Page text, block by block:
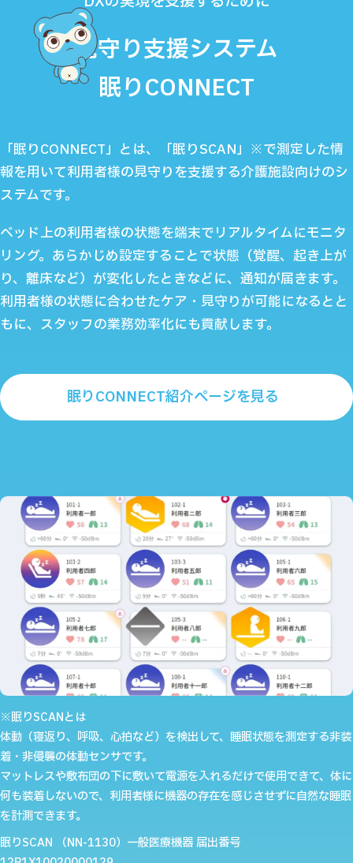
見守り支援システム
眠りCONNECT
「眠りCONNECT」とは、「眠りSCAN」※で測定した情
報を用いて利用者様の見守りを支援する介護施設向けのシ
ステムです。
ベッド上の利用者様の状態を端末でリアルタイムにモニタ
リング。あらかじめ設定することで状態（覚醒、起き上が
り、離床など）が変化したときなどに、通知が届きます。
利用者様の状態に合わせたケア・見守りが可能になるとと
もに、スタッフの業務効率化にも貢献します。
眠りCONNECT紹介ページを見る
※眠りSCANとは
体動（寝返り、呼吸、心拍など）を検出して、睡眠状態を測定する非装
着・非侵襲の体動センサです。
マットレスや敷布団の下に敷いて電源を入れるだけで使用できて、体に
何も装着しないので、利用者様に機器の存在を感じさせずに自然な睡眠
を計測できます。
眠りSCAN （NN-1130）一般医療機器 届出番号